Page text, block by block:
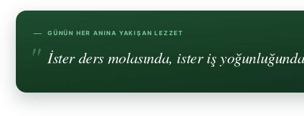
GÜNÜN HER ANINA YAKIŞAN LEZZET
İster ders molasında, ister iş